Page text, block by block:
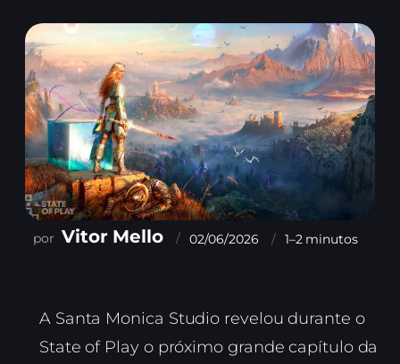
Vitor Mello 02/06/2026 1–2 minutos
A Santa Monica Studio revelou durante o
State of Play o próximo grande capítulo da